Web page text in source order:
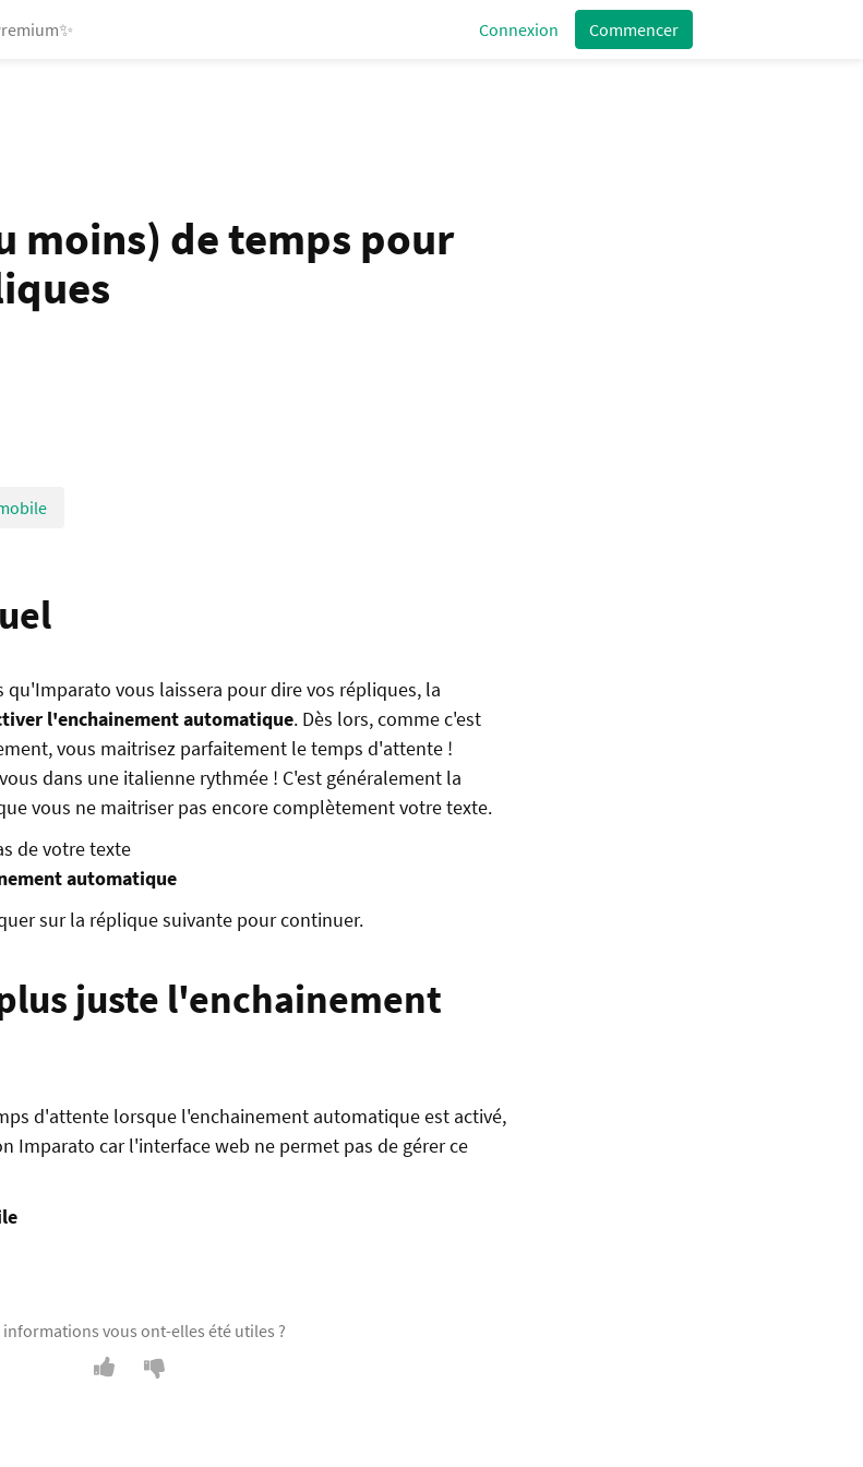
Connexion Commencer
moins) de temps pour
vous laissera pour dire vos répliques, la
l'enchainement automatique. Dès lors, comme c'est
vous maitrisez parfaitement le temps d'attente !
dans une italienne rythmée ! C'est généralement la
vous ne maitriser pas encore complètement votre texte.
de votre texte
automatique
sur la réplique suivante pour continuer.
juste l'enchainement
d'attente lorsque l'enchainement automatique est activé,
Imparato car l'interface web ne permet pas de gérer ce
informations vous ont-elles été utiles ?